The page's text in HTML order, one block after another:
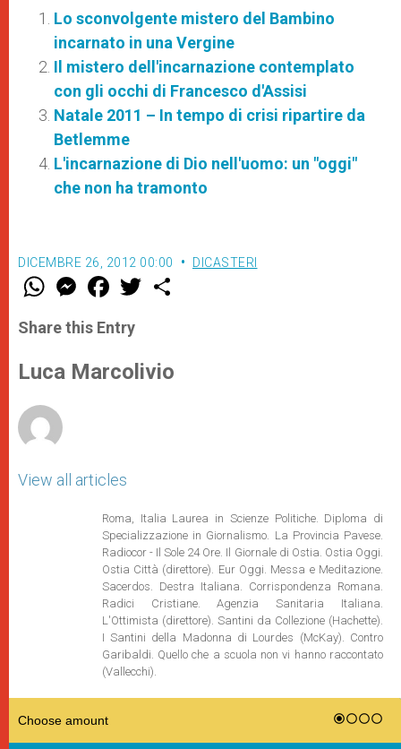
Lo sconvolgente mistero del Bambino
incarnato in una Vergine
Il mistero dell'incarnazione contemplato
con gli occhi di Francesco d'Assisi
Natale 2011 – In tempo di crisi ripartire da
Betlemme
L'incarnazione di Dio nell'uomo: un "oggi"
che non ha tramonto
DICEMBRE 26, 2012 00:00 DICASTERI
W
t
s
p
p
M
e
s
e
g
e
F
a
e
b
o
k
w
r
Share this Entry
Luca Marcolivio
View all articles
Roma, Italia Laurea in Scienze Politiche. Diploma di
Specializzazione in Giornalismo. La Provincia Pavese.
Radiocor - Il Sole 24 Ore. Il Giornale di Ostia. Ostia Oggi.
Ostia Città (direttore). Eur Oggi. Messa e Meditazione.
Sacerdos. Destra Italiana. Corrispondenza Romana.
Radici Cristiane. Agenzia Sanitaria Italiana.
L'Ottimista (direttore). Santini da Collezione (Hachette).
I Santini della Madonna di Lourdes (McKay). Contro
Garibaldi. Quello che a scuola non vi hanno raccontato
(Vallecchi).